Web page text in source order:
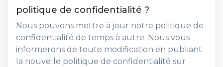
politique de confidentialité ?
Nous pouvons mettre à jour notre politique de
confidentialité de temps à autre. Nous vous
informerons de toute modification en publiant
la nouvelle politique de confidentialité sur